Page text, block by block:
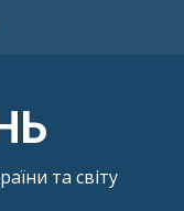
та світу